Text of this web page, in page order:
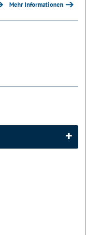
Mehr Informationen